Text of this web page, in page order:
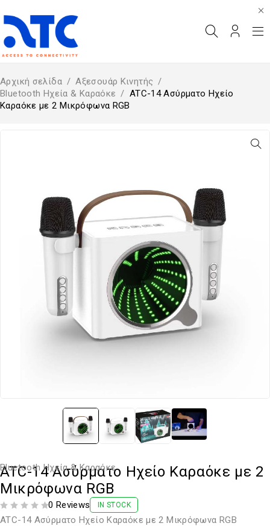
Αρχική σελίδα / Αξεσουάρ Κινητής /
Bluetooth Ηχεία & Καραόκε / ATC-14 Ασύρματο Ηχείο
Καραόκε με 2 Μικρόφωνα RGB
Bluetooth Ηχεία & Καραόκε
ATC-14 Ασύρματο Ηχείο Καραόκε με 2
Μικρόφωνα RGB
0 Reviews IN STOCK
ATC-14 Ασύρματο Ηχείο Καραόκε με 2 Μικρόφωνα RGB